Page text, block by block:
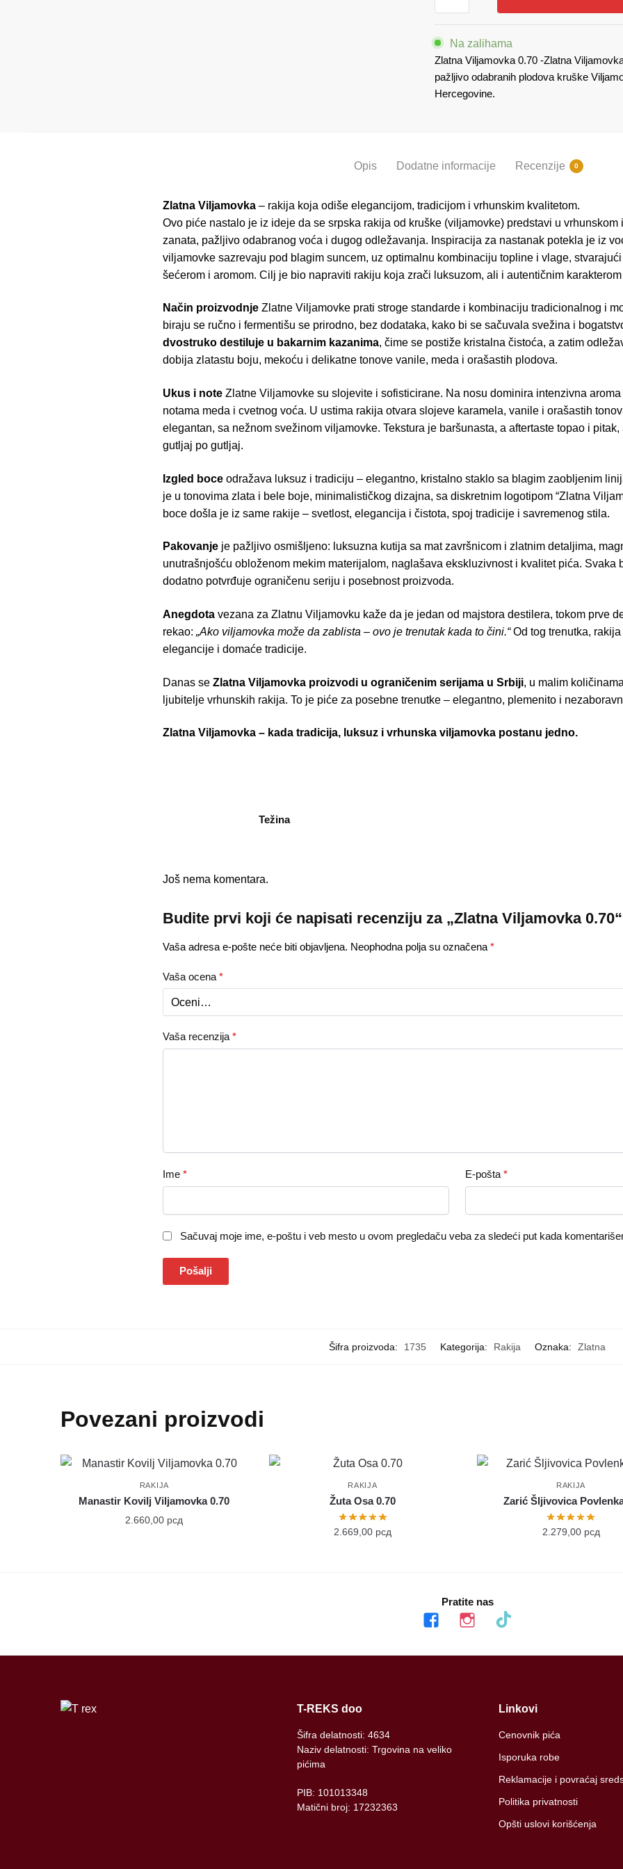
0.70
Na zalihama
Zlatna Viljamovka 0.70 -Zlatna
pažljivo odabranih plodova kruške
Hercegovine.
Opis Dodatne informacije Recenzije 0
Zlatna Viljamovka– rakija koja odiše elegancijom, tradicijom i vrhunskim kvalitetom.
Ovo piće nastalo je iz ideje da se srpska rakija od kruške (viljamovke) predstavi u
zanata, pažljivo odabranog voća i dugog odležavanja. Inspiracija za nastanak potekla je iz
viljamovke sazrevaju pod blagim suncem, uz optimalnu kombinaciju topline i vlage,
šećerom i aromom. Cilj je bio napraviti rakiju koja zrači luksuzom, ali i autentičnim
Način proizvodnjeZlatne Viljamovke prati stroge standarde i kombinaciju tradicionalnog i
biraju se ručno i fermentišu se prirodno, bez dodataka, kako bi se sačuvala svežina i
dvostruko destiluje u bakarnim kazanima, čime se postiže kristalna čistoća, a zatim
dobija zlatastu boju, mekoću i delikatne tonove vanile, meda i orašastih plodova.
Ukus i noteZlatne Viljamovke su slojevite i sofisticirane. Na nosu dominira intenzivna
notama meda i cvetnog voća. U ustima rakija otvara slojeve karamela, vanile i orašastih
elegantan, sa nežnom svežinom viljamovke. Tekstura je baršunasta, a aftertaste topao i
gutljaj po gutljaj.
Izgled boceodražava luksuz i tradiciju – elegantno, kristalno staklo sa blagim zaobljenim
je u tonovima zlata i bele boje, minimalističkog dizajna, sa diskretnim logotipom “Zlatna
boce došla je iz same rakije – svetlost, elegancija i čistota, spoj tradicije i savremenog stila.
Pakovanjeje pažljivo osmišljeno: luksuzna kutija sa mat završnicom i zlatnim detaljima,
unutrašnjošću obloženom mekim materijalom, naglašava ekskluzivnost i kvalitet pića. Svaka
dodatno potvrđuje ograničenu seriju i posebnost proizvoda.
Anegdotavezana za Zlatnu Viljamovku kaže da je jedan od majstora destilera, tokom prve
rekao: „Ako viljamovka može da zablista – ovo je trenutak kada to čini.“Od tog trenutka,
elegancije i domaće tradicije.
Danas se Zlatna Viljamovka proizvodi u ograničenim serijama u Srbiji, u malim
ljubitelje vrhunskih rakija. To je piće za posebne trenutke – elegantno, plemenito i
Zlatna Viljamovka – kada tradicija, luksuz i vrhunska viljamovka postanu jedno.
Težina
Još nema komentara.
Budite prvi koji će napisati recenziju za „Zlatna Viljamovka 0.70“
Vaša adresa e-pošte neće biti objavljena. Neophodna polja su označena *
Vaša ocena *
Vaša recenzija *
Ime * E-pošta*
Sačuvaj moje ime, e-poštu i veb mesto u ovom pregledaču veba za sledeći put kada
Šifra proizvoda: 1735 Kategorija: Rakija Oznaka: Zlatna
Povezani proizvodi
RAKIJA
Manastir Kovilj Viljamovka 0.70
2.660,00 рсд
RAKIJA
Žuta Osa 0.70
2.669,00 рсд
RAKIJA
Zarić Šljivovica
2.279,00 рсд
Pratite nas
facebookinstagramtiktok
T-REKS doo
Šifra delatnosti: 4634
Naziv delatnosti: Trgovina na veliko
pićima
PIB: 101013348
Matični broj: 17232363
Linkovi
Cenovnik pića
Isporuka robe
Reklamacije i povraćaj
Politika privatnosti
Opšti uslovi korišćenja